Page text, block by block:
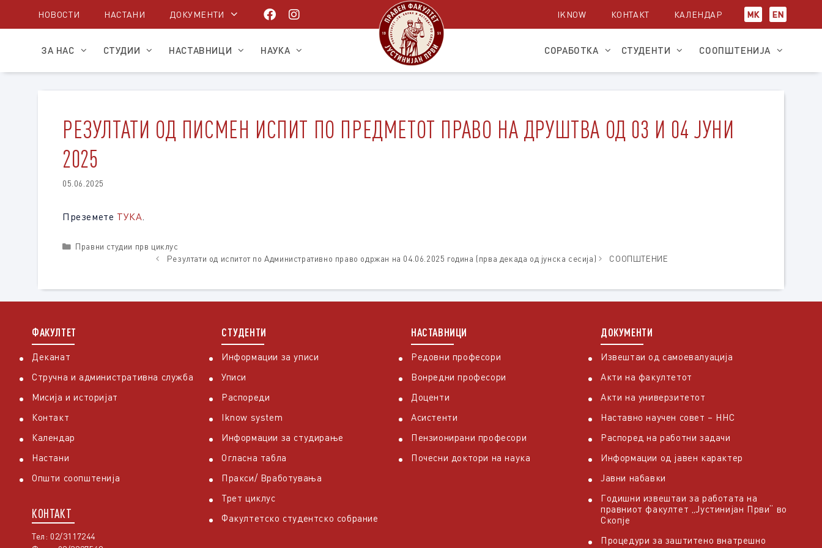
НОВОСТИ НАСТАНИ ДОКУМЕНТИ IKNOW КОНТАКТ КАЛЕНДАР МК EN
ЗА НАС СТУДИИ НАСТАВНИЦИ НАУКА СОРАБОТКА СТУДЕНТИ СООПШТЕНИЈА
РЕЗУЛТАТИ ОД ПИСМЕН ИСПИТ ПО ПРЕДМЕТОТ ПРАВО НА ДРУШТВА ОД 03 И 04 ЈУНИ
2025
05.06.2025
Преземете ТУКА.
Categories
Правни студии прв циклус
Резултати од испитот по Административно право одржан на 04.06.2025 година (прва декада од јунска сесија)
СООПШТЕНИЕ
ФАКУЛТЕТ
Деканат
Стручна и административна служба
Мисија и историјат
Контакт
Календар
Настани
Општи соопштенија
КОНТАКТ
Тел: 02/3117244
СТУДЕНТИ
Информации за уписи
Уписи
Распореди
Iknow system
Информации за студирање
Огласна табла
Пракси/ Вработувања
Трет циклус
Факултетско студентско собрание
НАСТАВНИЦИ
Редовни професори
Вонредни професори
Доценти
Асистенти
Пензионирани професори
Почесни доктори на наука
ДОКУМЕНТИ
Извештаи од самоевалуација
Акти на факултетот
Акти на универзитетот
Наставно научен совет – ННС
Распоред на работни задачи
Информации од јавен карактер
Јавни набавки
Годишни извештаи за работата на
правниот факултет „Јустинијан Први“ во
Скопје
Процедури за заштитено внатрешно